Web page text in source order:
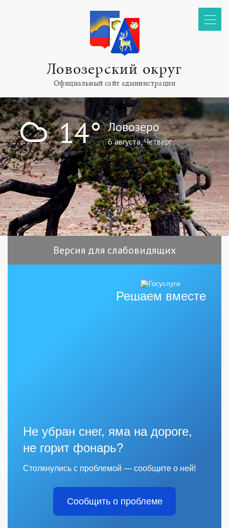
Ловозерский округ
Официальный сайт администрации
! 14° Ловозеро
6 августа, Четверг
Версия для слабовидящих
Решаем вместе
Не убран снег, яма на дороге,
не горит фонарь?
Столкнулись с проблемой — сообщите о ней!
Сообщить о проблеме